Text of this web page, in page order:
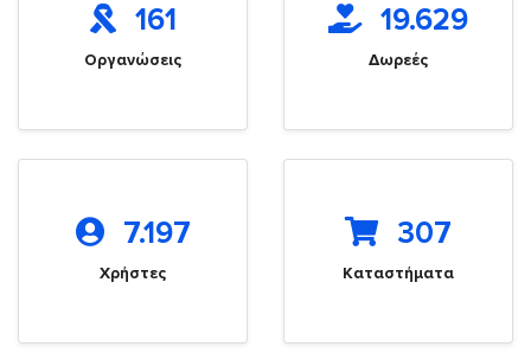
161
Οργανώσεις
19.629
Δωρεές
7.197
Χρήστες
307
Καταστήματα